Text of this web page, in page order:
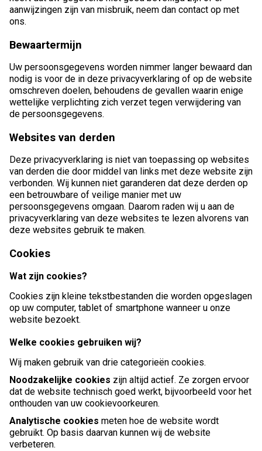
aanwijzingen zijn van misbruik, neem dan contact op met
ons.
Bewaartermijn
Uw persoonsgegevens worden nimmer langer bewaard dan
nodig is voor de in deze privacyverklaring of op de website
omschreven doelen, behoudens de gevallen waarin enige
wettelijke verplichting zich verzet tegen verwijdering van
de persoonsgegevens.
Websites van derden
Deze privacyverklaring is niet van toepassing op websites
van derden die door middel van links met deze website zijn
verbonden. Wij kunnen niet garanderen dat deze derden op
een betrouwbare of veilige manier met uw
persoonsgegevens omgaan. Daarom raden wij u aan de
privacyverklaring van deze websites te lezen alvorens van
deze websites gebruik te maken.
Cookies
Wat zijn cookies?
Cookies zijn kleine tekstbestanden die worden opgeslagen
op uw computer, tablet of smartphone wanneer u onze
website bezoekt.
Welke cookies gebruiken wij?
Wij maken gebruik van drie categorieën cookies.
Noodzakelijke cookies zijn altijd actief. Ze zorgen ervoor
dat de website technisch goed werkt, bijvoorbeeld voor het
onthouden van uw cookievoorkeuren.
Analytische cookies meten hoe de website wordt
gebruikt. Op basis daarvan kunnen wij de website
verbeteren.